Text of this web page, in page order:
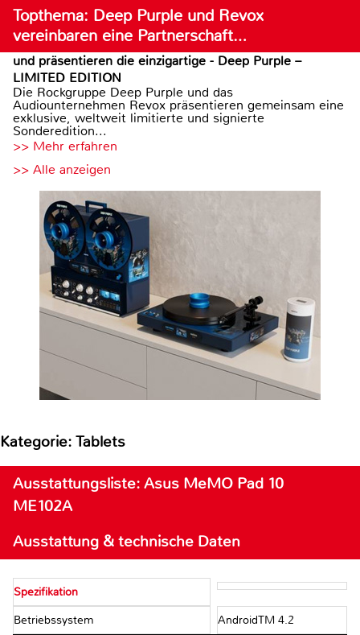
Topthema: Deep Purple und Revox
vereinbaren eine Partnerschaft…
und präsentieren die einzigartige - Deep Purple –
LIMITED EDITION
Die Rockgruppe Deep Purple und das
Audiounternehmen Revox präsentieren gemeinsam eine
exklusive, weltweit limitierte und signierte
Sonderedition...
>> Mehr erfahren
>> Alle anzeigen
Kategorie: Tablets
Ausstattungsliste: Asus MeMO Pad 10
ME102A
Ausstattung & technische Daten
Spezifikation
Betriebssystem AndroidTM 4.2